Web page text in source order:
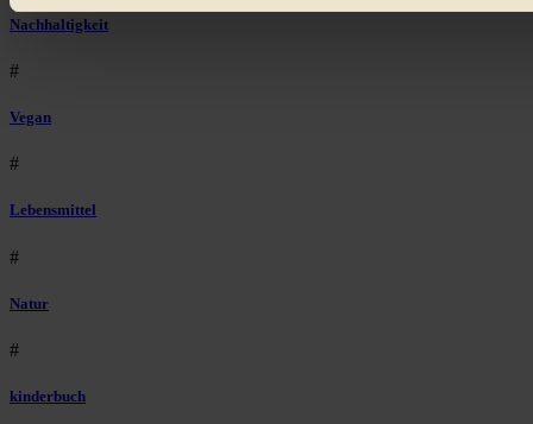
Bist du damit einverstanden?
Nachhaltigkeit
#
Vegan
#
Lebensmittel
#
Natur
#
kinderbuch